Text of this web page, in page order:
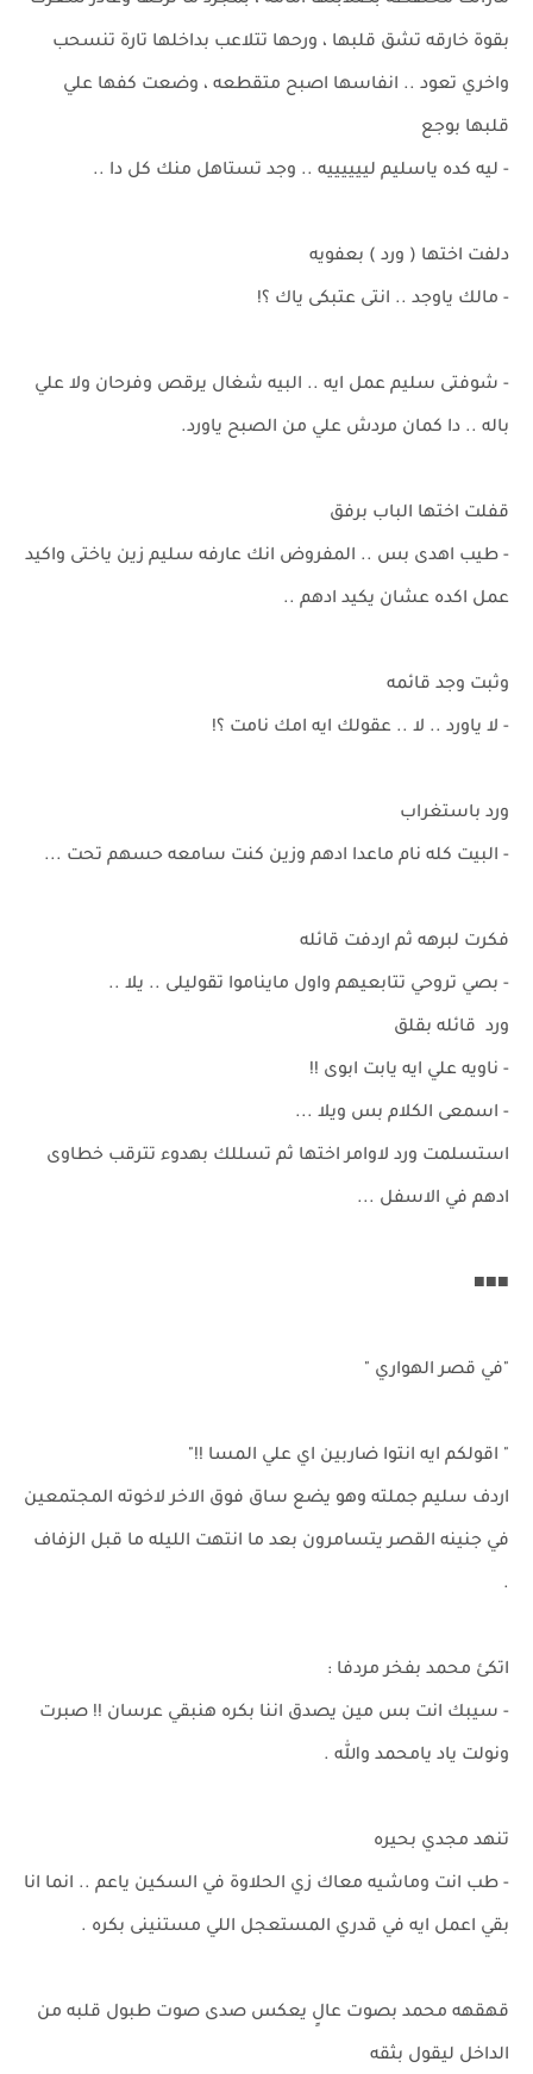
بقوة خارقه تشق قلبها ، ورحها تتلاعب بداخلها تارة تنسحب
واخري تعود .. انفاسها اصبح متقطعه ، وضعت كفها علي
قلبها بوجع
- ليه كده ياسليم لييييييه .. وجد تستاهل منك كل دا ..
دلفت اختها ( ورد ) بعفويه
- مالك ياوجد .. انتى عتبكى ياك ؟!
- شوفتى سليم عمل ايه .. البيه شغال يرقص وفرحان ولا علي
باله .. دا كمان مردش علي من الصبح ياورد.
قفلت اختها الباب برفق
- طيب اهدى بس .. المفروض انك عارفه سليم زين ياختى واكيد
عمل اكده عشان يكيد ادهم ..
وثبت وجد قائمه
- لا ياورد .. لا .. عقولك ايه امك نامت ؟!
ورد باستغراب
- البيت كله نام ماعدا ادهم وزين كنت سامعه حسهم تحت ...
فكرت لبرهه ثم اردفت قائله
- بصي تروحي تتابعيهم واول مايناموا تقوليلى .. يلا ..
ورد قائله بقلق
- ناويه علي ايه يابت ابوى !!
- اسمعى الكلام بس ويلا ...
استسلمت ورد لاوامر اختها ثم تسللك بهدوء تترقب خطاوى
ادهم في الاسفل ...
■■■
"في قصر الهواري "
" اقولكم ايه انتوا ضاربين اي علي المسا !!"
اردف سليم جملته وهو يضع ساق فوق الاخر لاخوته المجتمعين
في جنينه القصر يتسامرون بعد ما انتهت الليله ما قبل الزفاف
.
اتكئ محمد بفخر مردفا :
- سيبك انت بس مين يصدق اننا بكره هنبقي عرسان !! صبرت
ونولت ياد يامحمد والله .
تنهد مجدي بحيره
- طب انت وماشيه معاك زي الحلاوة في السكين ياعم .. انما انا
بقي اعمل ايه في قدري المستعجل اللي مستنينى بكره .
قهقهه محمد بصوت عالٍ يعكس صدى صوت طبول قلبه من
الداخل ليقول بثقه